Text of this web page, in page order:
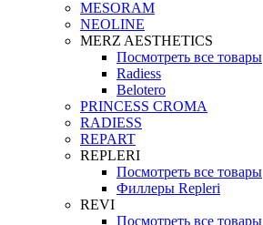
MESORAM
NEOLINE
MERZ AESTHETICS
Посмотреть все товары
Radiess
Belotero
PRINCESS CROMA
RADIESS
REPART
REPLERI
Посмотреть все товары
Филлеры Repleri
REVI
Посмотреть все товары